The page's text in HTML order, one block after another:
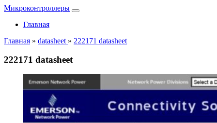
Микроконтроллеры
Главная
Главная » datasheet » 222171 datasheet
222171 datasheet